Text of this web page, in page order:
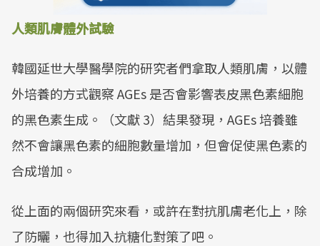
人類肌膚體外試驗
韓國延世大學醫學院的研究者們拿取人類肌膚，以體
外培養的方式觀察 AGEs 是否會影響表皮黑色素細胞
的黑色素生成。（文獻 3）結果發現，AGEs 培養雖
然不會讓黑色素的細胞數量增加，但會促使黑色素的
合成增加。
從上面的兩個研究來看，或許在對抗肌膚老化上，除
了防曬，也得加入抗糖化對策了吧。